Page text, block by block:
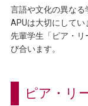
言語や文化の異なる
APUは大切にしてい
先輩学生「ピア・
び合います。
ピア・リ